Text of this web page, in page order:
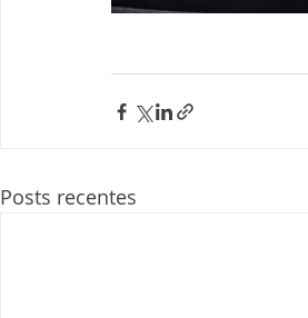
Posts recentes